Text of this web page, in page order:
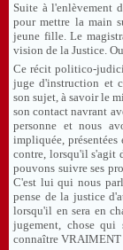
Suite à l'enlèvement
pour mettre la main
jeune fille. Le
vision de la Justice.
Ce récit politico-
juge d'instruction et
son sujet, à savoir le
son contact navrant
personne et nous
impliquée,
contre, lorsqu'il s'agit
pouvons suivre ses
C'est lui qui nous
pense de la justice
lorsqu'il en sera en
jugement, chose qui
connaître VRAIMENT